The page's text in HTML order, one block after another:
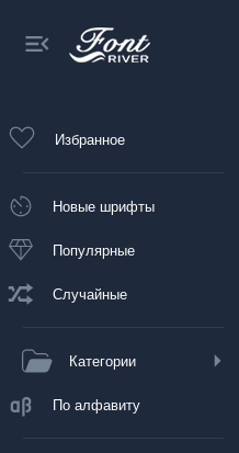
Избранное
Новые шрифты
Популярные
Случайные
Категории
По алфавиту